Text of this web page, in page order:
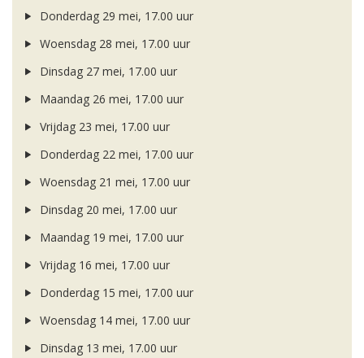
Donderdag 29 mei, 17.00 uur
Woensdag 28 mei, 17.00 uur
Dinsdag 27 mei, 17.00 uur
Maandag 26 mei, 17.00 uur
Vrijdag 23 mei, 17.00 uur
Donderdag 22 mei, 17.00 uur
Woensdag 21 mei, 17.00 uur
Dinsdag 20 mei, 17.00 uur
Maandag 19 mei, 17.00 uur
Vrijdag 16 mei, 17.00 uur
Donderdag 15 mei, 17.00 uur
Woensdag 14 mei, 17.00 uur
Dinsdag 13 mei, 17.00 uur